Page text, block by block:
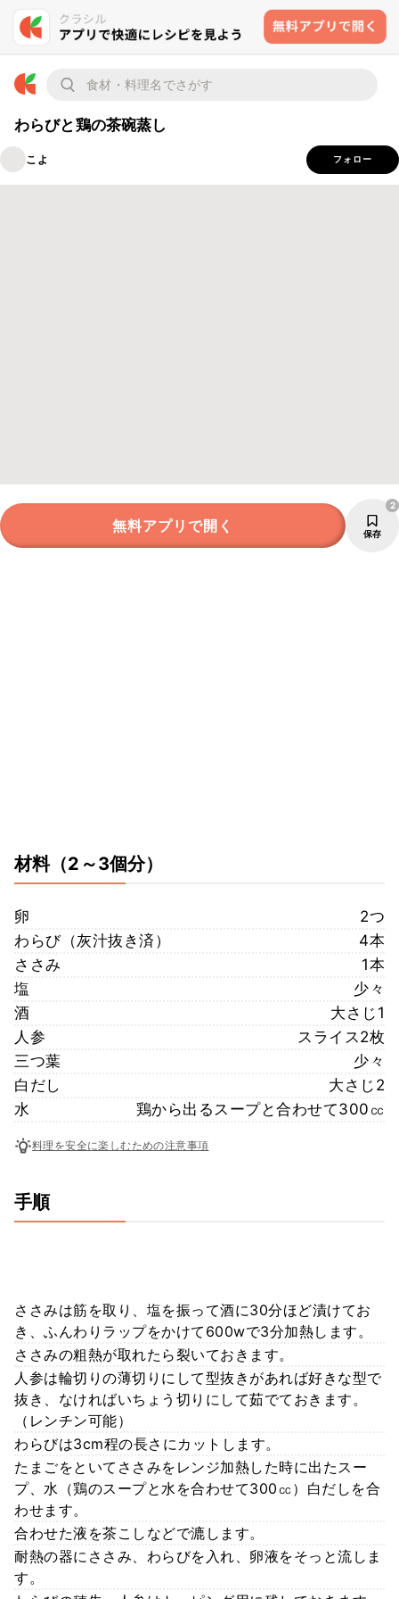
わらびと鶏の茶碗蒸し
こよ フォロー
無料アプリで開く 保存
2
材料（2～3個分）
卵
2つ
わらび（灰汁抜き済）
4本
ささみ
1本
塩
少々
酒
大さじ1
人参
スライス2枚
三つ葉
少々
白だし
大さじ2
水
鶏から出るスープと合わせて300㏄
料理を安全に楽しむための注意事項
手順
ささみは筋を取り、塩を振って酒に30分ほど漬けてお
き、ふんわりラップをかけて600wで3分加熱します。
ささみの粗熱が取れたら裂いておきます。
人参は輪切りの薄切りにして型抜きがあれば好きな型で
抜き、なければいちょう切りにして茹でておきます。
（レンチン可能）
わらびは3cm程の長さにカットします。
たまごをといてささみをレンジ加熱した時に出たスー
プ、水（鶏のスープと水を合わせて300㏄）白だしを合
わせます。
合わせた液を茶こしなどで漉します。
耐熱の器にささみ、わらびを入れ、卵液をそっと流しま
す。